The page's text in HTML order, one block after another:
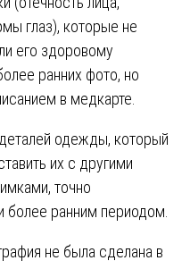
глаз), которые не
его здоровому
ранних фото, но
в медкарте.
одежды, который
их с другими
точно
более ранним периодом.
не была сделана в